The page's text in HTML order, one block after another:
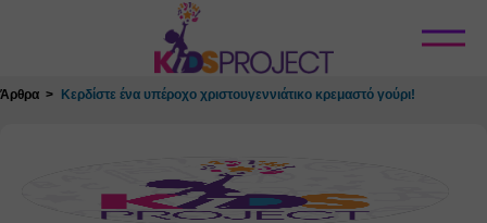
Κλείσιμο
Άρθρα Κερδίστε ένα υπέροχο χριστουγεννιάτικο κρεμαστό γούρι!